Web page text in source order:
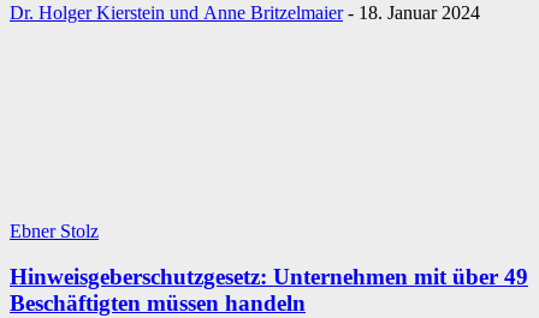
Dr. Holger Kierstein und Anne Britzelmaier - 18. Januar 2024
Ebner Stolz
Hinweisgeberschutzgesetz: Unternehmen mit über 49
Beschäftigten müssen handeln